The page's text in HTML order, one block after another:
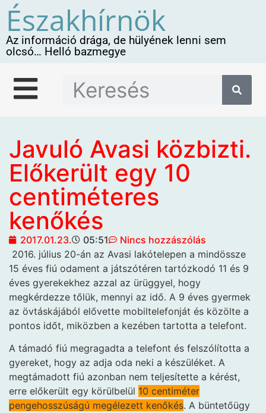
Északhírnök
Az információ drága, de hülyének lenni sem
olcsó… Helló bazmegye
Javuló Avasi közbizti.
Előkerült egy 10
centiméteres
kenőkés
2017.01.23. 05:51
Nincs hozzászólás
2016. július 20-án az Avasi lakótelepen a mindössze
15 éves fiú odament a játszótéren tartózkodó 11 és 9
éves gyerekekhez azzal az ürüggyel, hogy
megkérdezze tőlük, mennyi az idő. A 9 éves gyermek
az övtáskájából elővette mobiltelefonját és közölte a
pontos időt, miközben a kezében tartotta a telefont.
A támadó fiú megragadta a telefont és felszólította a
gyereket, hogy az adja oda neki a készüléket. A
megtámadott fiú azonban nem teljesítette a kérést,
erre előkerült egy körülbelül 10 centiméter
pengehosszúságú megélezett kenőkés. A büntetőügy